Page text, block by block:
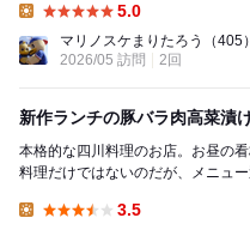
5.0
マリノスケまりたろう
（405）
2026/05 訪問
2回
新作ランチの豚バラ肉高菜漬
本格的な四川料理のお店。お昼の看板メ
料理だけではないのだが、メニュ
3.5